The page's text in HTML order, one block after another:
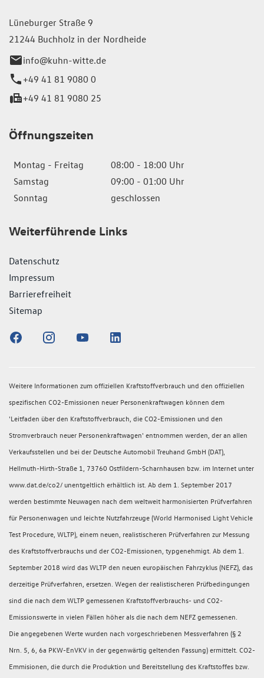
Lüneburger Straße 9
21244 Buchholz in der Nordheide
info@kuhn-witte.de
+49 41 81 9080 0
+49 41 81 9080 25
Öffnungszeiten
Montag - Freitag
08:00 - 18:00 Uhr
Samstag
09:00 - 01:00 Uhr
Sonntag
geschlossen
Weiterführende Links
Datenschutz
Impressum
Barrierefreiheit
Sitemap
Weitere Informationen zum offiziellen Kraftstoffverbrauch und den offiziellen
spezifischen CO2-Emissionen neuer Personenkraftwagen können dem
'Leitfaden über den Kraftstoffverbrauch, die CO2-Emissionen und den
Stromverbrauch neuer Personenkraftwagen' entnommen werden, der an allen
Verkaufsstellen und bei der Deutsche Automobil Treuhand GmbH (DAT),
Hellmuth-Hirth-Straße 1, 73760 Ostfildern-Scharnhausen bzw. im Internet unter
www.dat.de/co2/ unentgeltlich erhältlich ist. Ab dem 1. September 2017
werden bestimmte Neuwagen nach dem weltweit harmonisierten Prüfverfahren
für Personenwagen und leichte Nutzfahrzeuge (World Harmonised Light Vehicle
Test Procedure, WLTP), einem neuen, realistischeren Prüfverfahren zur Messung
des Kraftstoffverbrauchs und der CO2-Emissionen, typgenehmigt. Ab dem 1.
September 2018 wird das WLTP den neuen europäischen Fahrzyklus (NEFZ), das
derzeitige Prüfverfahren, ersetzen. Wegen der realistischeren Prüfbedingungen
sind die nach dem WLTP gemessenen Kraftstoffverbrauchs- und CO2-
Emissionswerte in vielen Fällen höher als die nach dem NEFZ gemessenen.
Die angegebenen Werte wurden nach vorgeschriebenen Messverfahren (§ 2
Nrn. 5, 6, 6a PKW-EnVKV in der gegenwärtig geltenden Fassung) ermittelt. CO2-
Emmisionen, die durch die Produktion und Bereitstellung des Kraftstoffes bzw.